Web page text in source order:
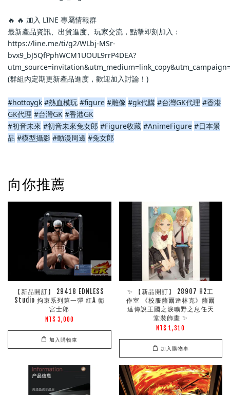
🔥 🔥 加入 LINE 專屬情報群
最新產品資訊、出貨進度、玩家交流，點擊即刻加入：
https://line.me/ti/g2/WLbj-MSr-
bvx9_bJ5QfPphWCM1UOUL9rrP4DEA?
(群組內定期更新產品進度，歡迎加入討論！)
#hottoygk #熱血模玩 #figure #雕像 #gk代購 #台灣GK代理 #香港
GK代理 #台灣GK #香港GK
#初音未來 #初音未來兔女郎 #Figure收藏 #AnimeFigure #日本景
品 #模型攝影 #動漫周邊 #兔女郎
向你推薦
【新品開訂】 29418 EDNLESS
Studio 拘束系列第一彈 紅A 衛
宮士郎
NT$ 3,000
加入購物車
✨ 【新品開訂】 28907 H2工
作室 《校服薩爾達林克》薩爾
達傳說王國之淚曠野之息任天
堂裝飾畫 ✨
NT$ 1,310
加入購物車